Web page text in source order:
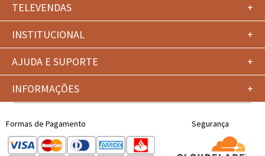
TELEVENDAS
+
INSTITUCIONAL
+
AJUDA E SUPORTE
+
INFORMAÇÕES
+
Formas de Pagamento Segurança